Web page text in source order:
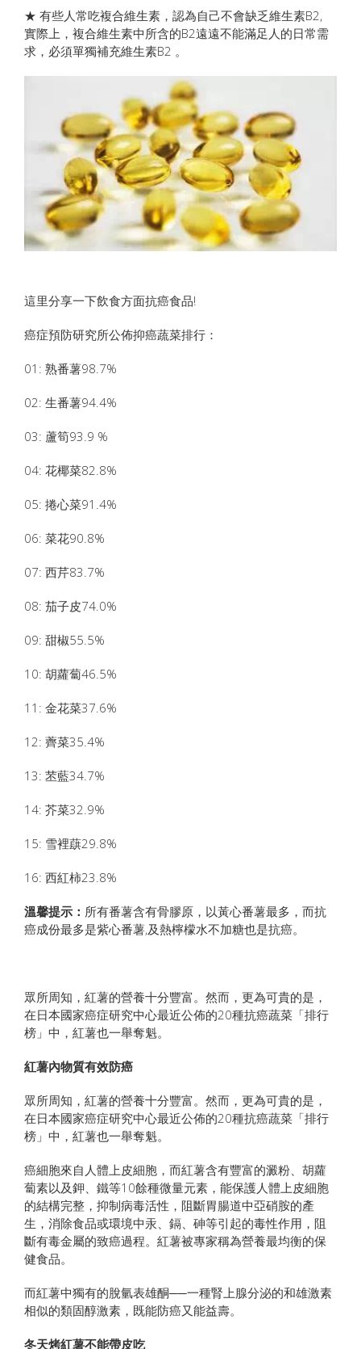
★ 有些人常吃複合維生素，認為自己不會缺乏維生素B2,
實際上，複合維生素中所含的B2遠遠不能滿足人的日常需
求，必須單獨補充維生素B2 。
這里分享一下飲食方面抗癌食品!
癌症預防研究所公佈抑癌蔬菜排行：
01: 熟番薯98.7%
02: 生番薯94.4%
03: 蘆筍93.9 %
04: 花椰菜82.8%
05: 捲心菜91.4%
06: 菜花90.8%
07: 西芹83.7%
08: 茄子皮74.0%
09: 甜椒55.5%
10: 胡蘿蔔46.5%
11: 金花菜37.6%
12: 薺菜35.4%
13: 苤藍34.7%
14: 芥菜32.9%
15: 雪裡蕻29.8%
16: 西紅柿23.8%
溫馨提示： 所有番薯含有骨膠原，以黃心番薯最多，而抗
癌成份最多是紫心番薯,及熱檸檬水不加糖也是抗癌。
眾所周知，紅薯的營養十分豐富。然而，更為可貴的是，
在日本國家癌症研究中心最近公佈的20種抗癌蔬菜「排行
榜」中，紅薯也一舉奪魁。
紅薯內物質有效防癌
眾所周知，紅薯的營養十分豐富。然而，更為可貴的是，
在日本國家癌症研究中心最近公佈的20種抗癌蔬菜「排行
榜」中，紅薯也一舉奪魁。
癌細胞來自人體上皮細胞，而紅薯含有豐富的澱粉、胡蘿
蔔素以及鉀、鐵等10餘種微量元素，能保護人體上皮細胞
的結構完整，抑制病毒活性，阻斷胃腸道中亞硝胺的產
生，消除食品或環境中汞、鎘、砷等引起的毒性作用，阻
斷有毒金屬的致癌過程。紅薯被專家稱為營養最均衡的保
健食品。
而紅薯中獨有的脫氫表雄酮──一種腎上腺分泌的和雄激素
相似的類固醇激素，既能防癌又能益壽。
冬天烤紅薯不能帶皮吃